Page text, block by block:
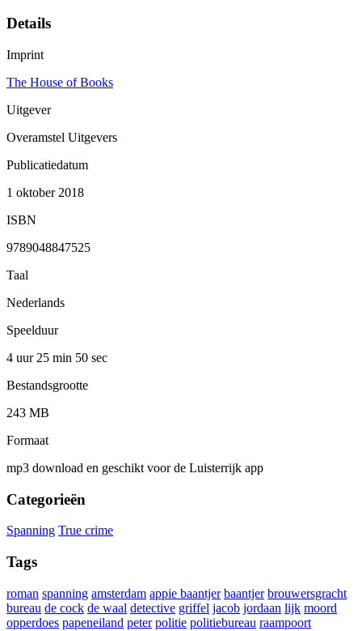
Details
Imprint
The House of Books
Uitgever
Overamstel Uitgevers
Publicatiedatum
1 oktober 2018
ISBN
9789048847525
Taal
Nederlands
Speelduur
4 uur 25 min 50 sec
Bestandsgrootte
243 MB
Formaat
mp3 download en geschikt voor de Luisterrijk app
Categorieën
Spanning True crime
Tags
roman spanning amsterdam appie baantjer baantjer brouwersgracht
bureau de cock de waal detective griffel jacob jordaan lijk moord
opperdoes papeneiland peter politie politiebureau raampoort